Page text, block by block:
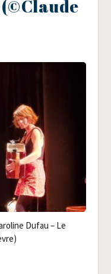
Dufau – Le